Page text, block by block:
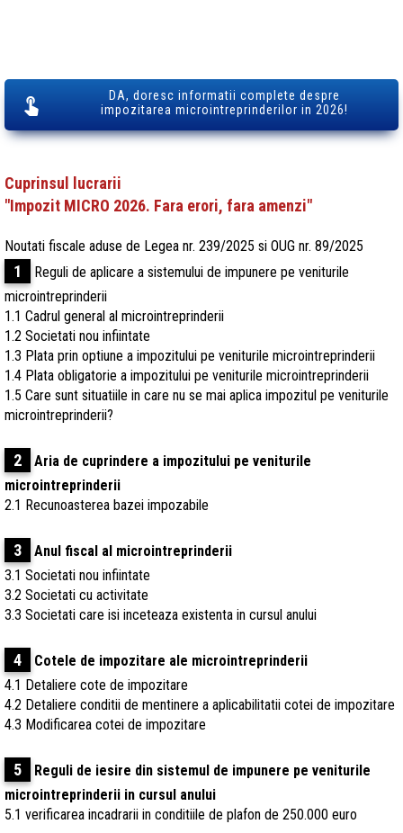
DA, doresc informatii complete despre
impozitarea microintreprinderilor in 2026!
Cuprinsul lucrarii
"Impozit MICRO 2026. Fara erori, fara amenzi"
Noutati fiscale aduse de Legea nr. 239/2025 si OUG nr. 89/2025
1
Reguli de aplicare a sistemului de impunere pe veniturile
microintreprinderii
1.1 Cadrul general al microintreprinderii
1.2 Societati nou infiintate
1.3 Plata prin optiune a impozitului pe veniturile microintreprinderii
1.4 Plata obligatorie a impozitului pe veniturile microintreprinderii
1.5 Care sunt situatiile in care nu se mai aplica impozitul pe veniturile
microintreprinderii?
2
Aria de cuprindere a impozitului pe veniturile
microintreprinderii
2.1 Recunoasterea bazei impozabile
3
Anul fiscal al microintreprinderii
3.1 Societati nou infiintate
3.2 Societati cu activitate
3.3 Societati care isi inceteaza existenta in cursul anului
4
Cotele de impozitare ale microintreprinderii
4.1 Detaliere cote de impozitare
4.2 Detaliere conditii de mentinere a aplicabilitatii cotei de impozitare
4.3 Modificarea cotei de impozitare
5
Reguli de iesire din sistemul de impunere pe veniturile
microintreprinderii in cursul anului
5.1 verificarea incadrarii in conditiile de plafon de 250.000 euro